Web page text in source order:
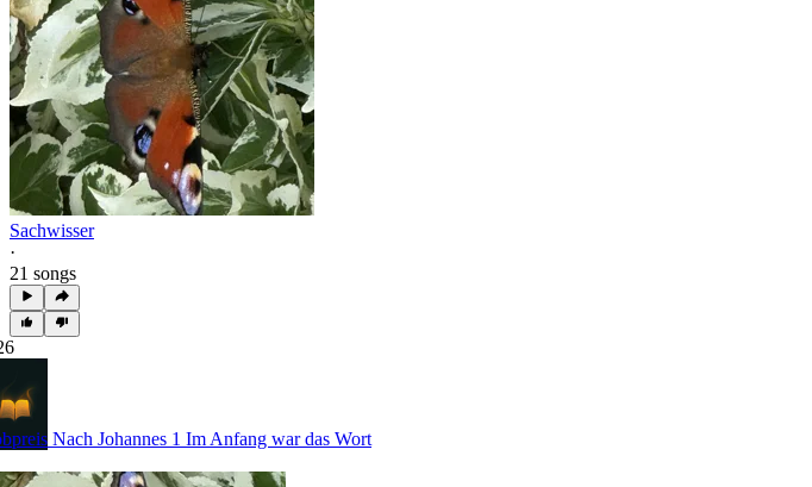
Sachwisser
·
21 songs
Nach Johannes 1 Im Anfang war das Wort